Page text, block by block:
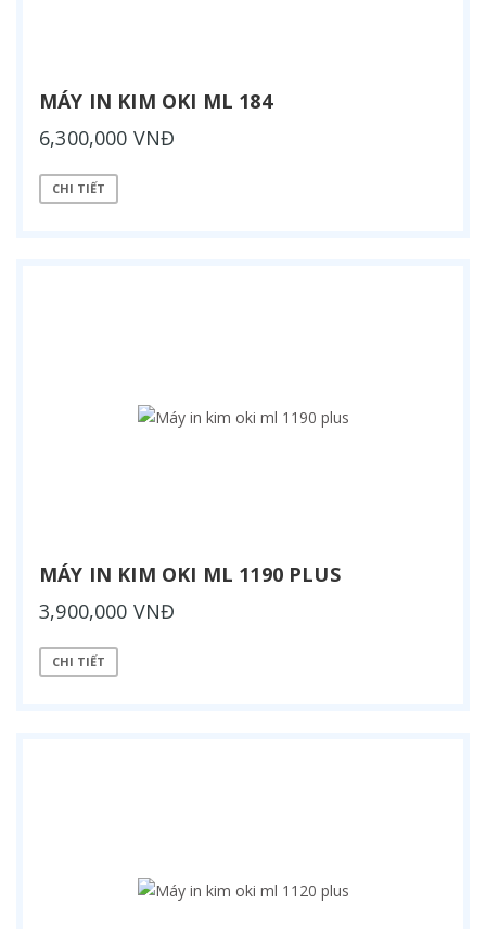
MÁY IN KIM OKI ML 184
6,300,000 VNĐ
CHI TIẾT
MÁY IN KIM OKI ML 1190 PLUS
3,900,000 VNĐ
CHI TIẾT